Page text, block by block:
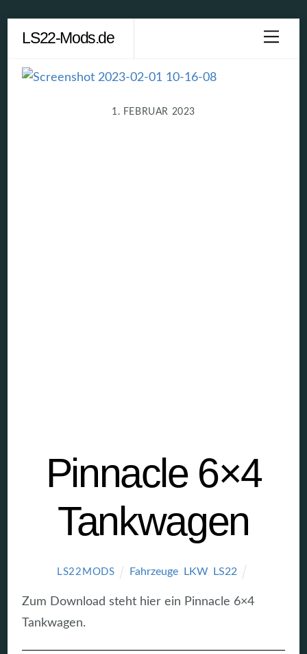
content
LS22-Mods.de
1. FEBRUAR 2023
Pinnacle 6×4
Tankwagen
LS22MODS Fahrzeuge LKW, LS22
Zum Download steht hier ein Pinnacle 6×4
Tankwagen.